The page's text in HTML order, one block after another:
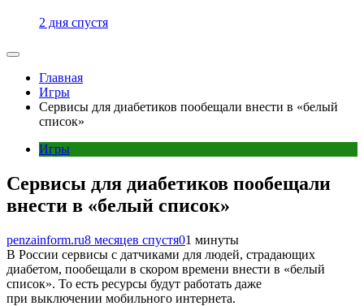
2 дня спустя
Главная
Игры
Сервисы для диабетиков пообещали внести в «белый
список»
Игры
Сервисы для диабетиков пообещали
внести в «белый список»
penzainform.ru8 месяцев спустя01 минуты
В России сервисы с датчиками для людей, страдающих
диабетом, пообещали в скором времени внести в «белый
список». То есть ресурсы будут работать даже
при выключении мобильного интернета.